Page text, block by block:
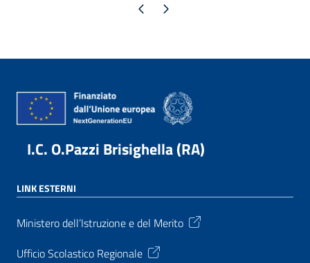
Pagina precedente
Pagina successiva
I.C. O.Pazzi Brisighella (RA)
LINK ESTERNI
Ministero dell’Istruzione e del Merito
Ufficio Scolastico Regionale